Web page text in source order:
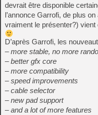
devrait être disponible
l’annonce Garrofi, de plus
vraiment le présenter?) vient
D’après Garrofi, les
– more stable, no more
– better gfx core
– more compatibility
– speed improvements
– cable selector
– new pad support
– and a lot of more features